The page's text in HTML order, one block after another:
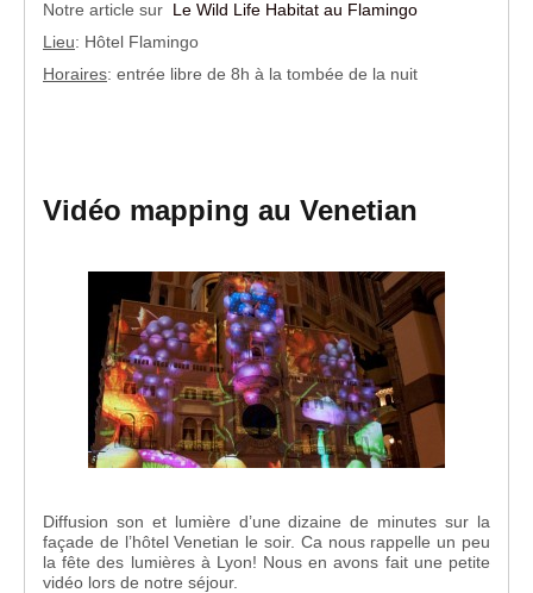
Notre article sur Le Wild Life Habitat au Flamingo
Lieu: Hôtel Flamingo
Horaires: entrée libre de 8h à la tombée de la nuit
Vidéo mapping au Venetian
Diffusion son et lumière d’une dizaine de minutes sur la
façade de l’hôtel Venetian le soir. Ca nous rappelle un peu
la fête des lumières à Lyon! Nous en avons fait une petite
vidéo lors de notre séjour.